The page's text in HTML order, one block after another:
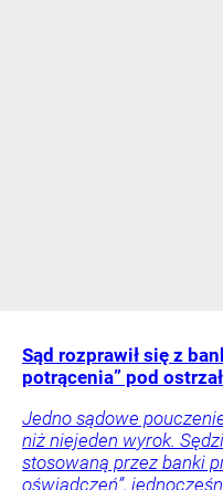
Sąd rozprawił się z
potrącenia” pod
Jedno sądowe
niż niejeden wyrok.
stosowaną przez banki
oświadczeń”,